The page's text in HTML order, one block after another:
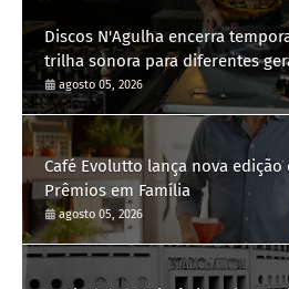
Discos N'Agulha encerra
trilha sonora para diferentes
agosto 05, 2026
Café Evolutto lança nova
Prêmios em Família
agosto 05, 2026